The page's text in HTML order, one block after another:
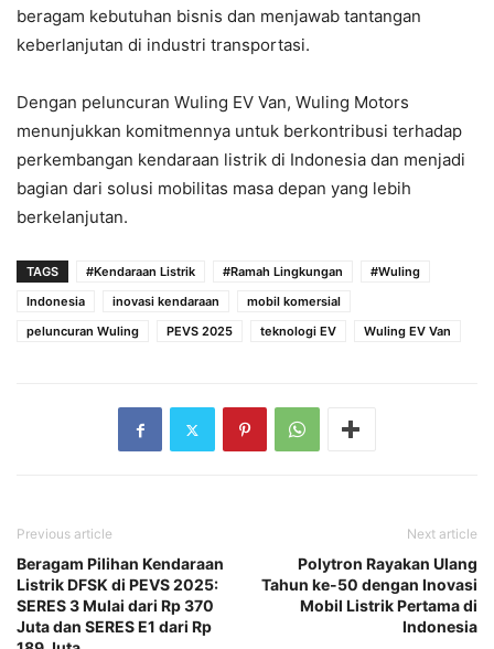
beragam kebutuhan bisnis dan menjawab tantangan
keberlanjutan di industri transportasi.
Dengan peluncuran Wuling EV Van, Wuling Motors
menunjukkan komitmennya untuk berkontribusi terhadap
perkembangan kendaraan listrik di Indonesia dan menjadi
bagian dari solusi mobilitas masa depan yang lebih
berkelanjutan.
TAGS #Kendaraan Listrik #Ramah Lingkungan
#Wuling
Indonesia
inovasi kendaraan
mobil komersial
peluncuran Wuling
PEVS 2025 teknologi EV Wuling EV Van
Previous article
Beragam Pilihan Kendaraan
Listrik DFSK di PEVS 2025:
SERES 3 Mulai dari Rp 370
Juta dan SERES E1 dari Rp
Next article
Polytron Rayakan Ulang
Tahun ke-50 dengan Inovasi
Mobil Listrik Pertama di
Indonesia